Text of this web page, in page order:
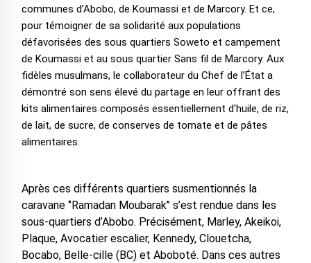
communes d’Abobo, de Koumassi et de Marcory. Et ce,
pour témoigner de sa solidarité aux populations
défavorisées des sous quartiers Soweto et campement
de Koumassi et au sous quartier Sans fil de Marcory. Aux
fidèles musulmans, le collaborateur du Chef de l’État a
démontré son sens élevé du partage en leur offrant des
kits alimentaires composés essentiellement d'huile, de riz,
de lait, de sucre, de conserves de tomate et de pâtes
alimentaires.
Après ces différents quartiers susmentionnés la
caravane ‘’Ramadan Moubarak’’ s’est rendue dans les
sous-quartiers d’Abobo. Précisément, Marley, Akeikoi,
Plaque, Avocatier escalier, Kennedy, Clouetcha,
Bocabo, Belle-cille (BC) et Aboboté. Dans ces autres